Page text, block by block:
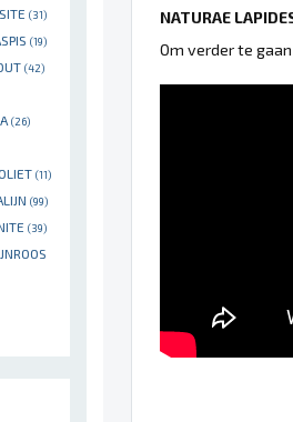
(31)
(19)
(42)
(26)
(11)
(99)
(39)
NATURAE
Om verder te